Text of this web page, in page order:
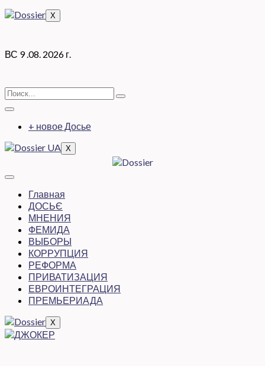
X
ВС 9 .08. 2026 г.
+ новое Досье
X
Главная
ДОСЬЄ
МНЕНИЯ
ФЕМИДА
ВЫБОРЫ
КОРРУПЦИЯ
РЕФОРМА
ПРИВАТИЗАЦИЯ
ЕВРОИНТЕГРАЦИЯ
ПРЕМЬЕРИАДА
X